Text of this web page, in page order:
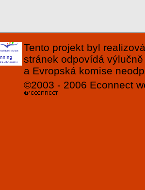
Tento projekt byl
stránek odpovídá
a Evropská komise
©2003 - 2006 Econnect